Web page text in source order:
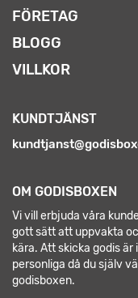
FÖRETAG
BLOGG
VILLKOR
KUNDTJÄNST
OM GODISBOXEN
Vi vill erbjuda våra
gott sätt att uppvakta
kära. Att skicka godis
personliga då du själv
godisboxen.